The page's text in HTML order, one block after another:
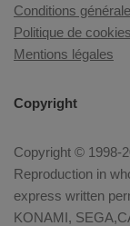
Conditions
Politique de cookies
Mentions légales
Copyright
Copyright © 1998-
Reproduction in
express written
KONAMI,